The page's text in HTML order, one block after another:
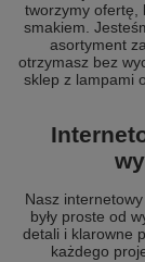
tworzymy ofertę,
smakiem.
asortyment
otrzymasz bez
sklep z lampami
Nasz
były proste od
detali i klarowne
każdego